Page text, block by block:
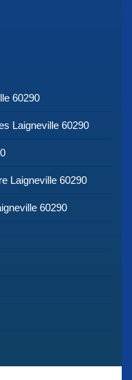
60290
Laigneville 60290
Laigneville 60290
60290